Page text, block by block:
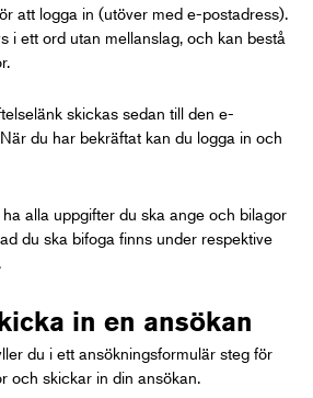
att logga in (utöver med e-postadress).
i ett ord utan mellanslag, och kan bestå
skickas sedan till den e-
du har bekräftat kan du logga in och
alla uppgifter du ska ange och bilagor
du ska bifoga finns under respektive
in en ansökan
du i ett ansökningsformulär steg för
och skickar in din ansökan.